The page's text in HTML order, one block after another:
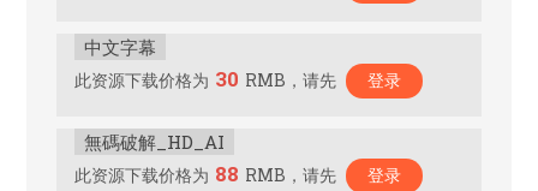
中文字幕
此资源下载价格为 30 RMB，请先 登录
無碼破解_HD_AI
此资源下载价格为 88 RMB，请先 登录